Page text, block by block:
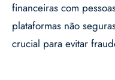
financeiras com
plataformas não
crucial para evitar